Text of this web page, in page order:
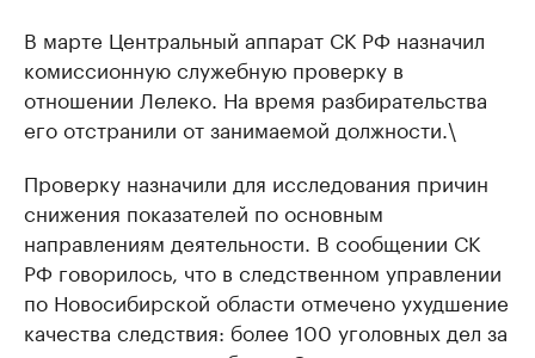
В марте Центральный аппарат СК РФ назначил
комиссионную служебную проверку в
отношении Лелеко. На время разбирательства
его отстранили от занимаемой должности.\
Проверку назначили для исследования причин
снижения показателей по основным
направлениям деятельности. В сообщении СК
РФ говорилось, что в следственном управлении
по Новосибирской области отмечено ухудшение
качества следствия: более 100 уголовных дел за